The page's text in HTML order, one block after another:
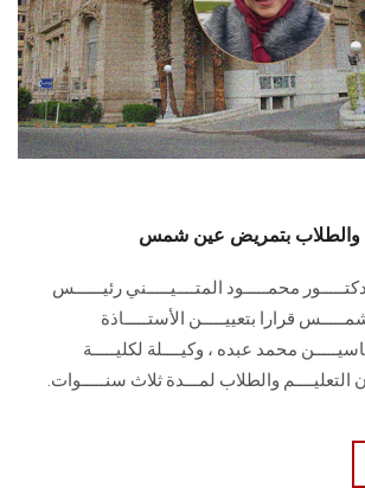
والطلاب بتمريض عين شمس
محمـــــود المتــــيـــــني رئيــــــس
قرارا بتعييـــــن الأستـــــاذة
محمد عبده ، وكيــــلة لكليـــــة
التعليــــم والطلاب لمـــدة ثلاث سنـــــوات.